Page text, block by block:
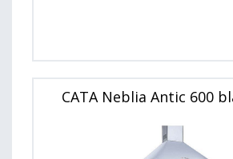
CATA Neblia Antic 600